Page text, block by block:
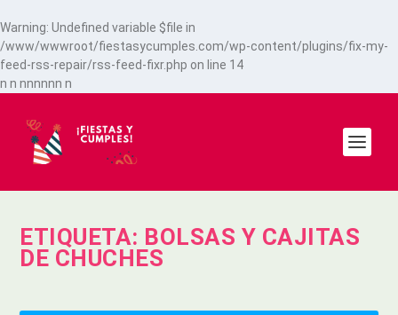
Warning: Undefined variable $file in
/www/wwwroot/fiestasycumples.com/wp-content/plugins/fix-my-
feed-rss-repair/rss-feed-fixr.php on line 14
n n nnnnnn n
ETIQUETA: BOLSAS Y CAJITAS
DE CHUCHES